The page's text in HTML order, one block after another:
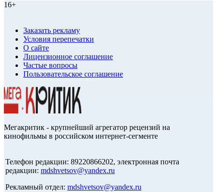
16+
Заказать рекламу
Условия перепечатки
О сайте
Лицензионное соглашение
Частые вопросы
Пользовательское соглашение
Мегакритик - крупнейший агрегатор рецензий на
кинофильмы в российском интернет-сегменте
Телефон редакции: 89220866202, электронная почта
редакции: mdshvetsov@yandex.ru
Рекламный отдел: mdshvetsov@yandex.ru